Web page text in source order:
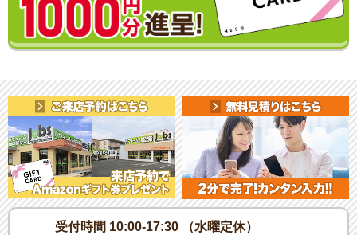
受付時間 10:00-17:30 （水曜定休）